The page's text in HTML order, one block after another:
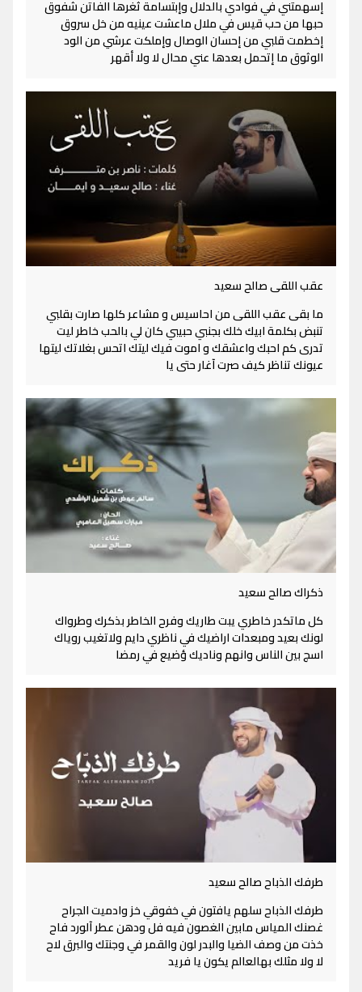
إسهمتني في فوادي بالدلال وإبتسامة ثغرها الفاتن شفوق
حبها من حب قيس في ملال ماعشت عينيه من خل سروق
إخطمت قلبي من إحسان الوصال وإملكت عرشي من الود
الوثوق ما إتحمل بعدها عني محال لا ولا أقهر
عقب اللقى صالح سعيد
ما بقى عقب اللقى من احاسيس و مشاعر كلها صارت بقلبي
تنبض بكلمة ابيك خلك بجنبي حبيبي كان لي بالحب خاطر ليت
تدرى كم احبك واعشقك و اموت فيك ليتك اتحس بغلاتك ليتها
عيونك تناظر كيف صرت آغار حتى يا
ذكراك صالح سعيد
كل ماتكدر خاطري يبت طاريك وفرح الخاطر بذكرك وطرواك
لونك بعيد ومبعدات اراضيك في ناظري دايم ولاتغيب روياك
اسج بين الناس وانهم وناديك ؤضيع في رمضا
طرفك الذباح صالح سعيد
طرفك الذباح سلهم يافتون في خفوقي خز وادميت الجراح
غصنك المياس مابين الغصون فيه فل ودهن عطر آلورد فاح
خذت من وصف الضيا والبدر لون والقمر في وجنتك والبرق لاح
لا ولا مثلك بهالعالم يكون يا فريد